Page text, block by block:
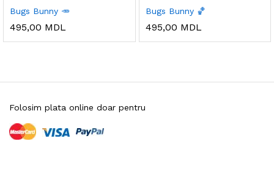
Bugs Bunny 🥕
495,00 MDL
Bugs Bunny 🏀
495,00 MDL
Folosim plata online doar pentru